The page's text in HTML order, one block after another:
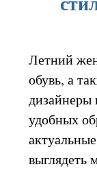
Летний
обувь, а
дизайнеры
удобных
выглядеть